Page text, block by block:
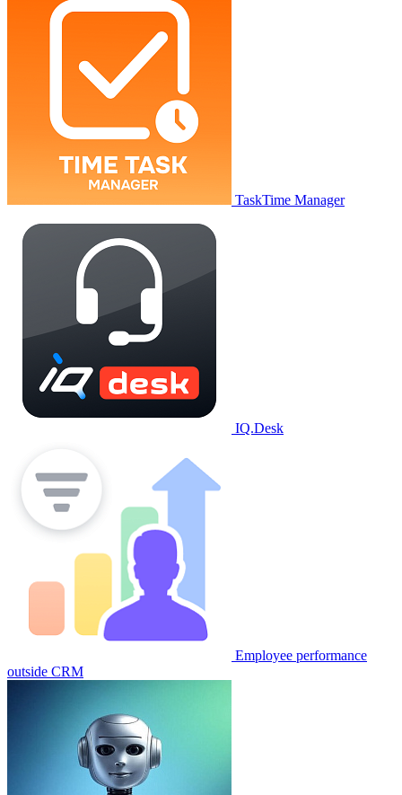
TaskTime Manager
IQ.Desk
Employee performance
outside CRM